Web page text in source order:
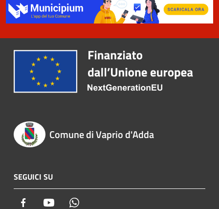
Comune di Vaprio d'Adda
SEGUICI SU
Facebook Youtube